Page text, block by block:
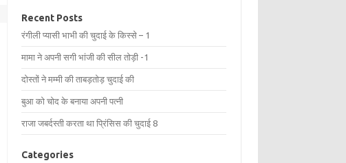
Recent Posts
रंगीली प्यासी भाभी की चुदाई के किस्से – 1
मामा ने अपनी सगी भांजी की सील तोड़ी -1
दोस्तों ने मम्मी की ताबड़तोड़ चुदाई की
बुआ को चोद के बनाया अपनी पत्नी
राजा जबर्दस्ती करता था प्रिंसिस की चुदाई 8
Categories